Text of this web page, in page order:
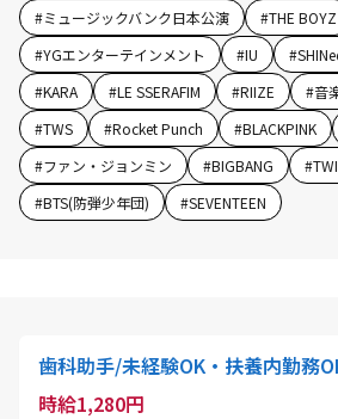
#ミュージックバンク日本公演 #THE BOYZ
#YGエンターテインメント #IU #
#KARA #LE SSERAFIM #RIIZE #音
#TWS #Rocket Punch #BLACKPINK
#ファン・ジョンミン #BIGBANG #
#BTS(防弾少年団) #SEVENTEEN
歯科助手/未経験OK・扶養内勤務
時給1,280円